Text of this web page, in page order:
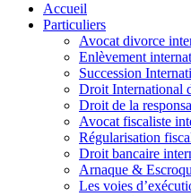
Accueil
Particuliers
Avocat divorce
Enlèvement
Succession
Droit International
Droit de la
Avocat fiscaliste
Régularisation
Droit bancaire
Arnaque &
Les voies